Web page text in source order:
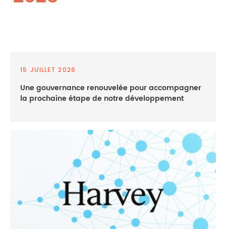
15 JUILLET 2026
Une gouvernance renouvelée pour accompagner
la prochaine étape de notre développement